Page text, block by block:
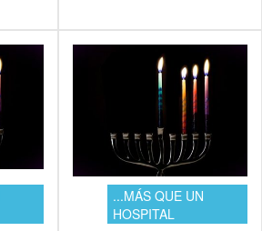
...MÁS QUE UN
HOSPITAL